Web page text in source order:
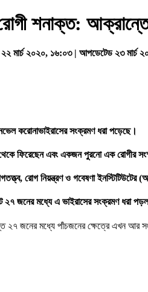
শনাক্ত:
মার্চ ২০২০, ১৬:০৩ | আপডেটেড ২৩ মার্চ
করোনাভাইরাসের সংক্রমণ ধরা পড়েছে।
ফিরেছেন এবং একজন পুরনো এক রোগীর
রোগ নিয়ন্ত্রণ ও গবেষণা
২৭ জনের মধ্যে এ ভাইরাসের সংক্রমণ
২৭ জনের মধ্যে পাঁচজনের ক্ষেত্রে এখন